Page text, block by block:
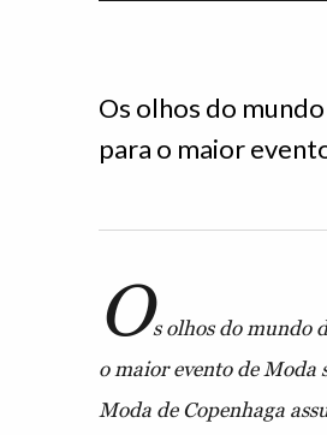
Os olhos do
para o maior
Os olhos do mundo
o maior evento de Moda
Moda de Copenhaga